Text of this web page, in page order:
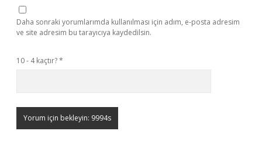
Daha sonraki yorumlarımda kullanılması için adım, e-posta adresim
ve site adresim bu tarayıcıya kaydedilsin.
10 - 4 kaçtır?*